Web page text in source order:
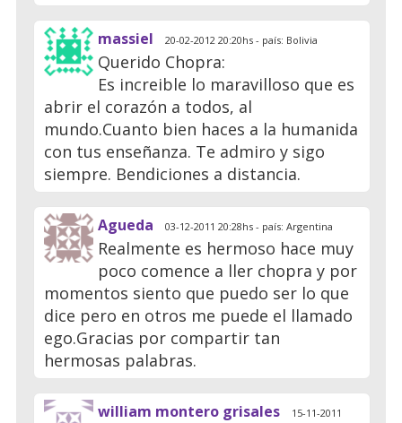
massiel 20-02-2012 20:20hs - país: Bolivia
Querido Chopra:
Es increible lo maravilloso que es
abrir el corazón a todos, al
mundo.Cuanto bien haces a la humanida
con tus enseñanza. Te admiro y sigo
siempre. Bendiciones a distancia.
Agueda 03-12-2011 20:28hs - país: Argentina
Realmente es hermoso hace muy
poco comence a ller chopra y por
momentos siento que puedo ser lo que
dice pero en otros me puede el llamado
ego.Gracias por compartir tan
hermosas palabras.
william montero grisales 15-11-2011